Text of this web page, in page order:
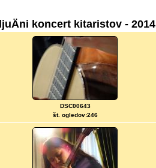
koncert kitaristov - 2014
DSC00643
št. ogledov:246